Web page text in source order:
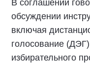
В соглашении
обсуждении
включая
голосование
избирательного